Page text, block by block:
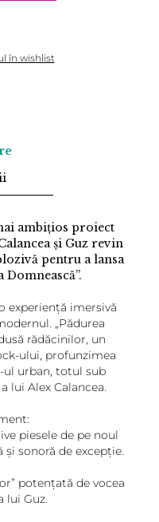
în wishlist
ambițios proiect
și Guz revin
pentru a lansa
experiență imersivă
„Pădurea
rădăcinilor, un
ului, profunzimea
urban, totul sub
lui Alex Calancea.
piesele de pe noul
sonoră de excepție.
potențată de vocea
lui Guz.